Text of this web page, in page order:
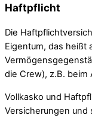
Haftpflicht
Die
Eigentum, das heißt
die Crew), z.B.
Vollkasko und
Versicherungen und